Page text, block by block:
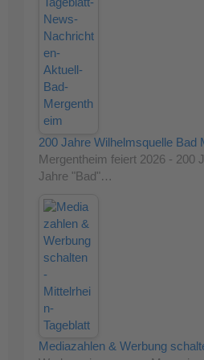
200 Jahre Wilhelmsquelle Bad
Mergentheim feiert 2026 - 200
Jahre "Bad"…
Mediazahlen & Werbung